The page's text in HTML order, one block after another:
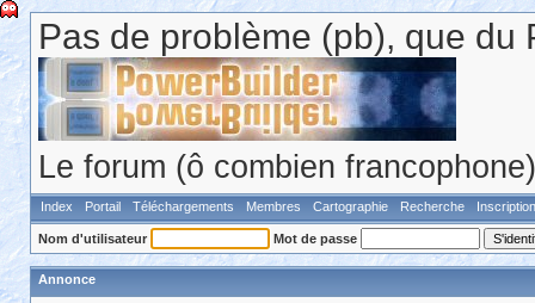
Pas de problème (pb), que du
Le forum (ô combien
Index Portail Téléchargements Membres Cartographie Recherche Inscription
Nom d'utilisateur Mot de passe
Annonce